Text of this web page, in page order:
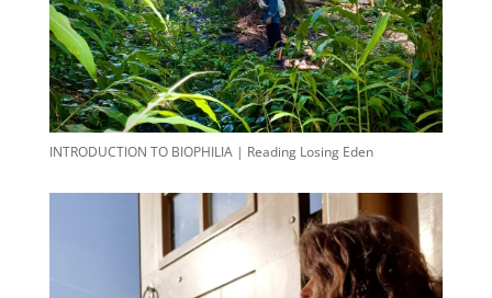
INTRODUCTION TO BIOPHILIA | Reading Losing Eden